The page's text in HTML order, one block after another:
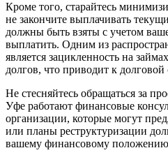
Кроме того, старайтесь
не закончите выплачивать
должны быть взяты с учетом
выплатить. Одним из
является зацикленность на
долгов, что приводит к долговой
Не стесняйтесь обращаться за
Уфе работают финансовые
организации, которые могут
или планы реструктуризации
вашему финансовому